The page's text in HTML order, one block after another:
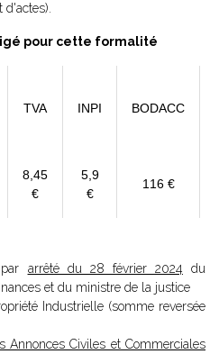
pour cette formalité
TVA INPI BODACC
8,45
€
5,9
€
116 €
arrêté du 28 février 2024 du
et du ministre de la justice
Industrielle (somme reversée
Annonces Civiles et Commerciales